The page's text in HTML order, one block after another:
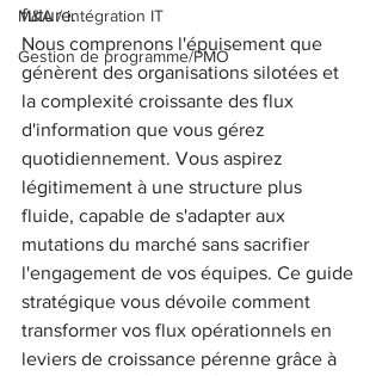
M&A / intégration IT
Gestion de programme/PMO
future.
Nous comprenons l'épuisement que
génèrent des organisations silotées et
la complexité croissante des flux
d'information que vous gérez
quotidiennement. Vous aspirez
légitimement à une structure plus
fluide, capable de s'adapter aux
mutations du marché sans sacrifier
l'engagement de vos équipes. Ce guide
stratégique vous dévoile comment
transformer vos flux opérationnels en
leviers de croissance pérenne grâce à